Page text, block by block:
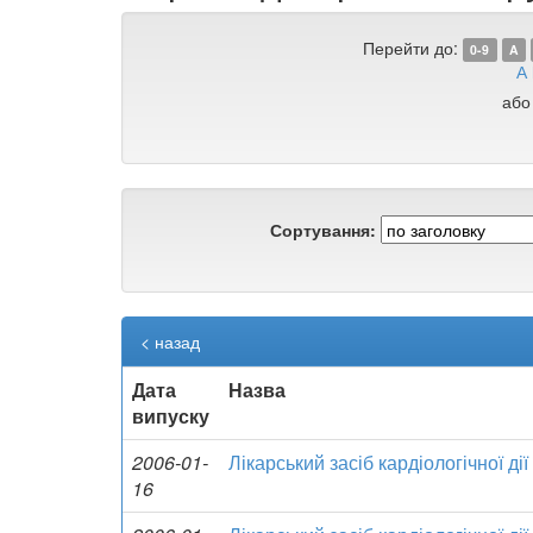
Перейти до: 0-9 A
А
або
Сортування:
< назад
Дата
випуску
Назва
2006-01-
16
Лікарський засіб кардіологічної